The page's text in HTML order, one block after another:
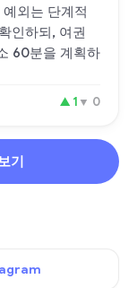
외는 단계적
인하되, 여권
60분을 계획하
▲ 1 ▼ 0
기